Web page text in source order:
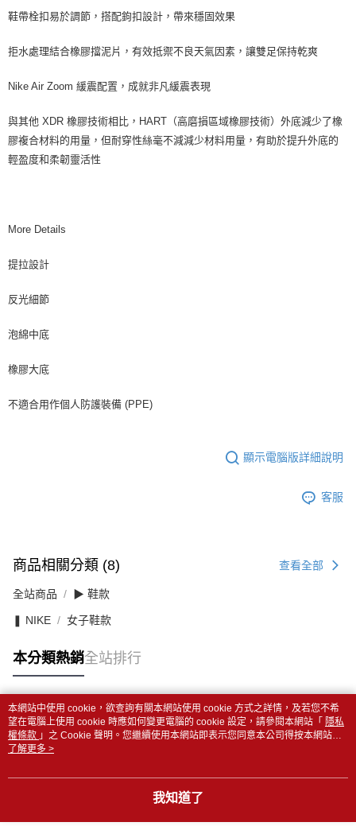
鞋帶栓扣易於調節，搭配鉤扣設計，帶來穩固效果
拒水處理結合橡膠擋泥片，有效抵禦不良天氣因素，讓雙足保持乾爽
Nike Air Zoom 緩震配置，成就非凡緩震表現
與其他 XDR 橡膠技術相比，HART（高磨損區域橡膠技術）外底減少了橡
膠複合材料的用量，但耐穿性絲毫不減減少材料用量，有助於提升外底的
輕盈度和柔韌靈活性
More Details
提拉設計
反光細節
泡綿中底
橡膠大底
不適合用作個人防護裝備 (PPE)
顯示電腦版詳細說明
客服
商品相關分類 (8) 查看全部
全站商品 ▶ 鞋款
❚ NIKE 女子鞋款
本分類熱銷全站排行
熱門標籤
本網站中使用 cookie，欲查詢有關本網站使用 cookie 方式之詳情，及若您不希
望在電腦上使用 cookie 時應如何變更電腦的 cookie 設定，請參閱本網站「 隱私
權條款 」之 Cookie 聲明。您繼續使用本網站即表示您同意本公司得按本網站使
用條款之 Cookie 聲明使用 cookie。
了解更多 >
我知道了